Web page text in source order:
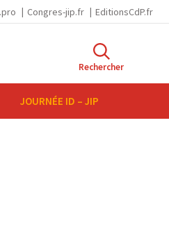
Congres-jip.fr EditionsCdP.fr
Rechercher
JOURNÉE ID – JIP